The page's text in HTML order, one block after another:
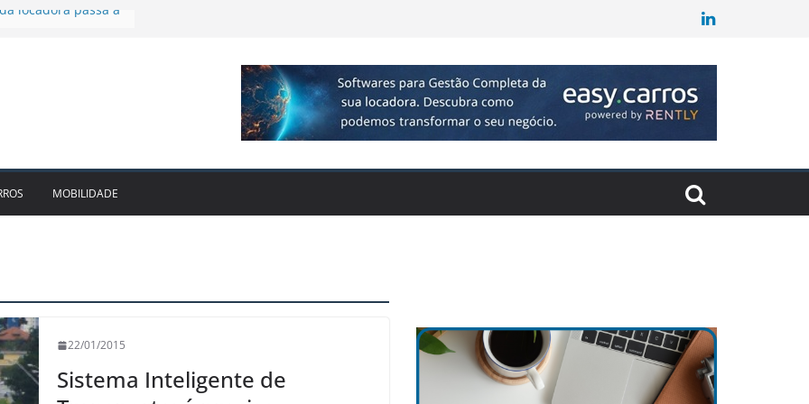
1bi no 2T26 e
de veículos
para o RJ e
leva Localiza
MOBILIDADE
22/01/2015
Sistema Inteligente de